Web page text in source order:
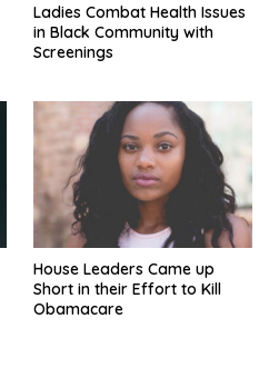
Ladies Combat Health Issues
in Black Community with
Screenings
House Leaders Came up
Short in their Effort to Kill
Obamacare